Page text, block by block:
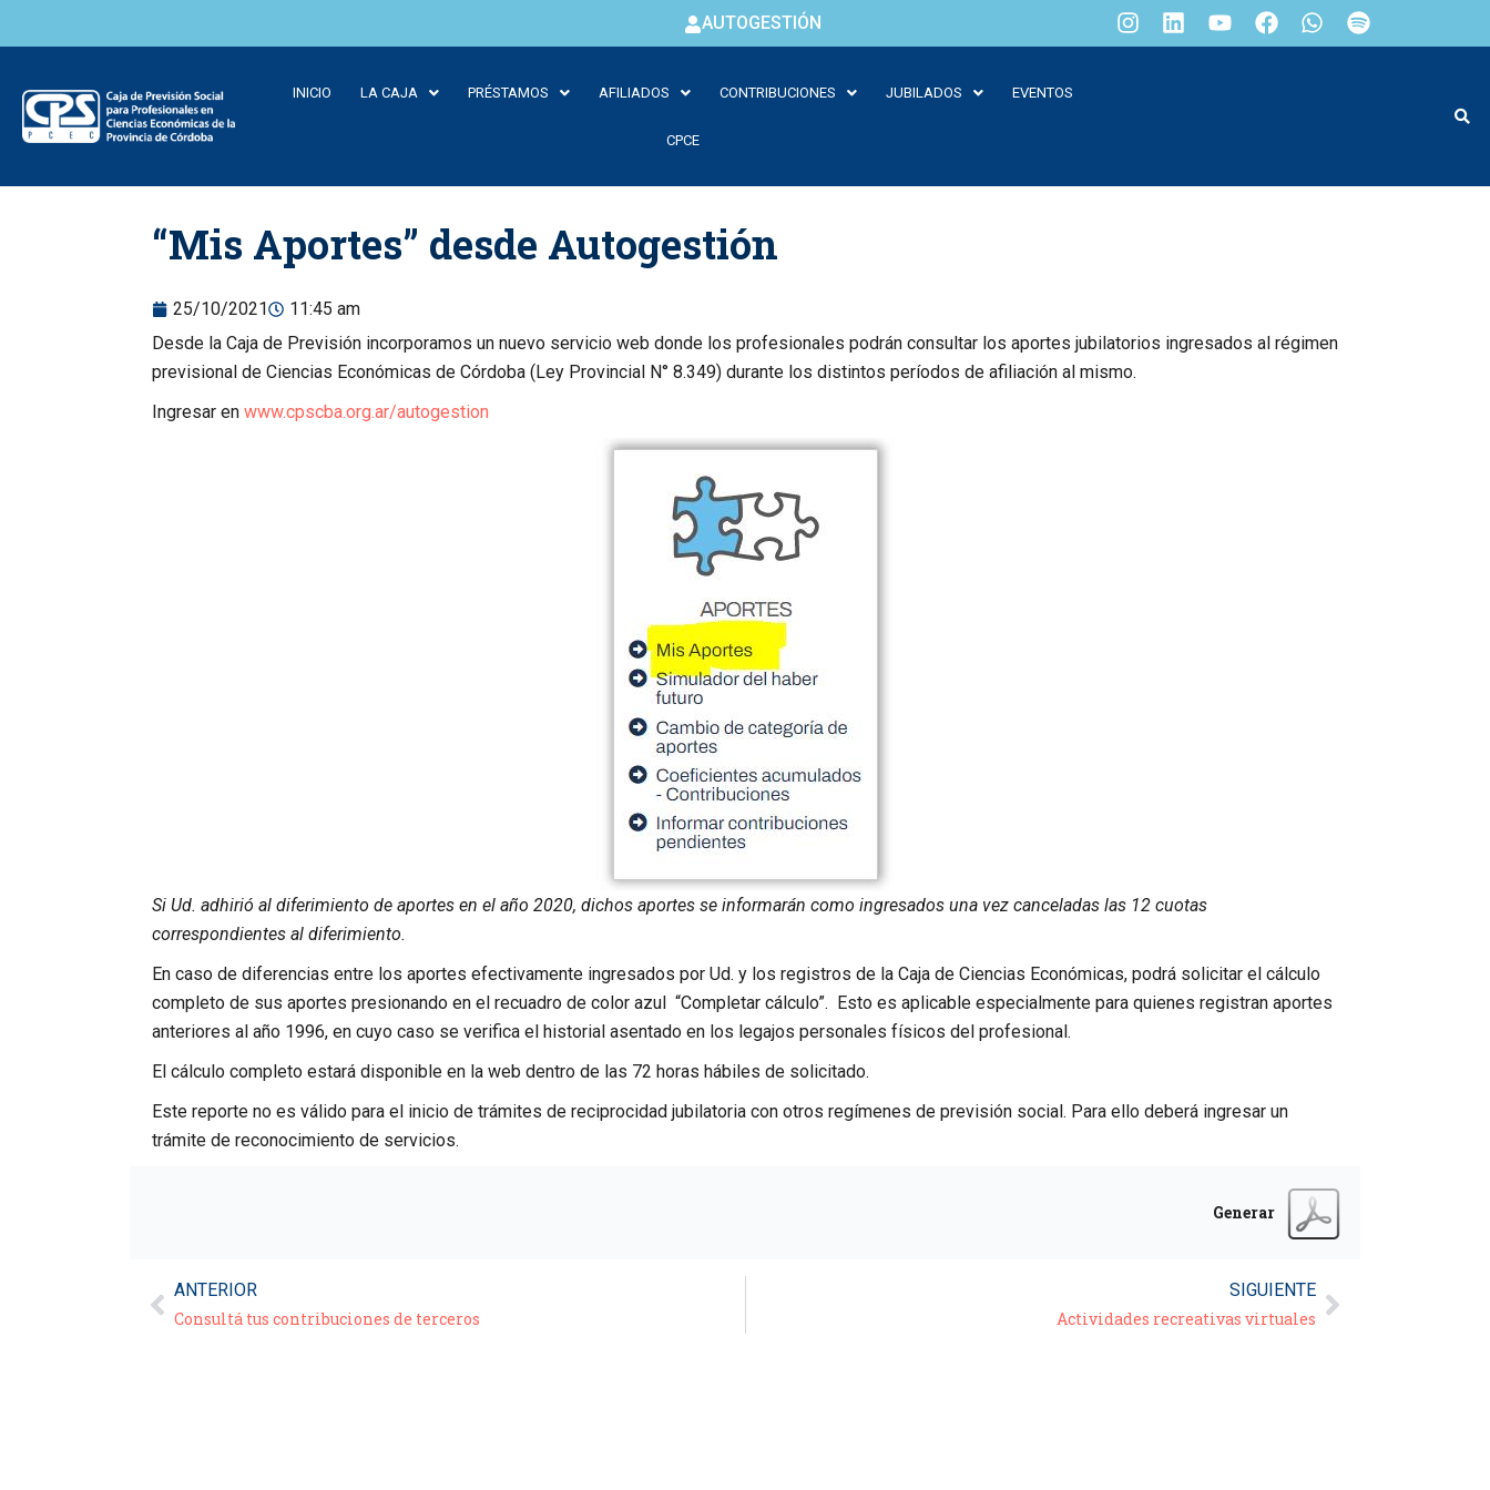
AUTOGESTIÓN
INICIO LA CAJA PRÉSTAMOS AFILIADOS CONTRIBUCIONES JUBILADOS EVENTOS
CPCE
content
“Mis Aportes” desde Autogestión
25/10/2021
11:45 am
Desde la Caja de Previsión incorporamos un nuevo servicio web donde los profesionales podrán consultar los aportes jubilatorios ingresados al régimen
previsional de Ciencias Económicas de Córdoba (Ley Provincial N° 8.349) durante los distintos períodos de afiliación al mismo.
Ingresar en www.cpscba.org.ar/autogestion
Si Ud. adhirió al diferimiento de aportes en el año 2020, dichos aportes se informarán como ingresados una vez canceladas las 12 cuotas
correspondientes al diferimiento.
En caso de diferencias entre los aportes efectivamente ingresados por Ud. y los registros de la Caja de Ciencias Económicas, podrá solicitar el cálculo
completo de sus aportes presionando en el recuadro de color azul “Completar cálculo”. Esto es aplicable especialmente para quienes registran aportes
anteriores al año 1996, en cuyo caso se verifica el historial asentado en los legajos personales físicos del profesional.
El cálculo completo estará disponible en la web dentro de las 72 horas hábiles de solicitado.
Este reporte no es válido para el inicio de trámites de reciprocidad jubilatoria con otros regímenes de previsión social. Para ello deberá ingresar un
trámite de reconocimiento de servicios.
Generar
ANTERIOR
Consultá tus contribuciones de terceros
SIGUIENTE
Actividades recreativas virtuales